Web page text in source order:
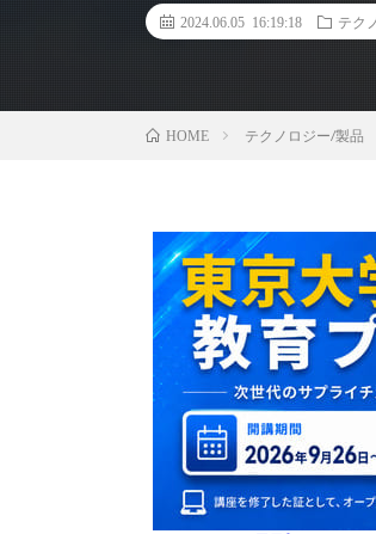
2024.06.05 16:19:18 テク
HOME テクノロジー/製品